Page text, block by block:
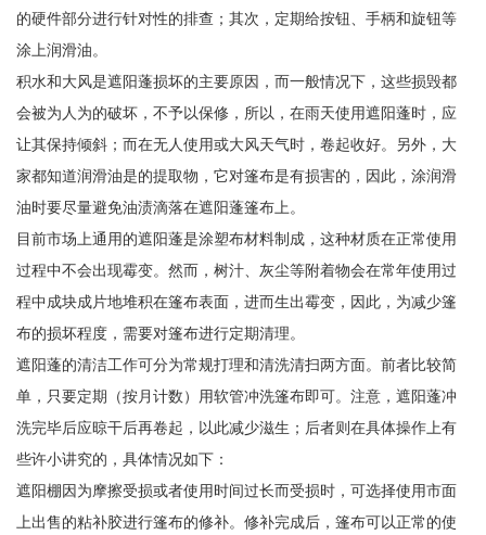
的硬件部分进行针对性的排查；其次，定期给按钮、手柄和旋钮等
涂上润滑油。
积水和大风是遮阳蓬损坏的主要原因，而一般情况下，这些损毁都
会被为人为的破坏，不予以保修，所以，在雨天使用遮阳蓬时，应
让其保持倾斜；而在无人使用或大风天气时，卷起收好。另外，大
家都知道润滑油是的提取物，它对篷布是有损害的，因此，涂润滑
油时要尽量避免油渍滴落在遮阳蓬篷布上。
目前市场上通用的遮阳蓬是涂塑布材料制成，这种材质在正常使用
过程中不会出现霉变。然而，树汁、灰尘等附着物会在常年使用过
程中成块成片地堆积在篷布表面，进而生出霉变，因此，为减少篷
布的损坏程度，需要对篷布进行定期清理。
遮阳蓬的清洁工作可分为常规打理和清洗清扫两方面。前者比较简
单，只要定期（按月计数）用软管冲洗篷布即可。注意，遮阳蓬冲
洗完毕后应晾干后再卷起，以此减少滋生；后者则在具体操作上有
些许小讲究的，具体情况如下：
遮阳棚因为摩擦受损或者使用时间过长而受损时，可选择使用市面
上出售的粘补胶进行篷布的修补。修补完成后，篷布可以正常的使